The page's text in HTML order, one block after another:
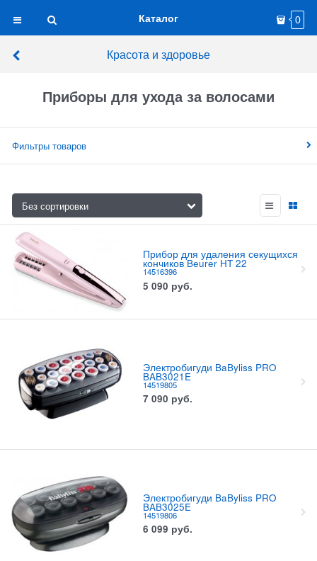
Каталог 0
Красота и здоровье
Приборы для ухода за волосами
Фильтры товаров
Прибор для удаления секущихся
кончиков Beurer HT 22
14516396
5 090 руб.
Электробигуди BaByliss PRO
BAB3021E
14519805
7 090 руб.
Электробигуди BaByliss PRO
BAB3025E
14519806
6 099 руб.